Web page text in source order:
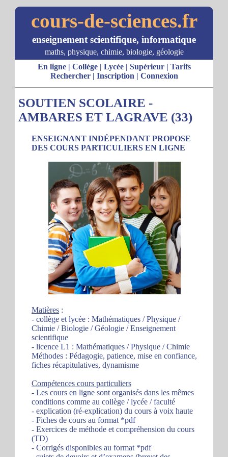
cours-de-sciences.fr
enseignement scientifique, informatique
maths, physique, chimie, biologie, géologie
En ligne| Collège| Lycée| Supérieur| Tarifs
Rechercher| Inscription | Connexion
SOUTIEN SCOLAIRE -
AMBARES ET LAGRAVE (33)
ENSEIGNANT INDÉPENDANT PROPOSE
DES COURS PARTICULIERS EN LIGNE
Matières :
- collège et lycée : Mathématiques / Physique /
Chimie / Biologie / Géologie / Enseignement
scientifique
- licence L1 : Mathématiques / Physique / Chimie
Méthodes : Pédagogie, patience, mise en confiance,
fiches récapitulatives, dynamisme
Compétences cours particuliers
- Les cours en ligne sont organisés dans les mêmes
conditions comme au collège / lycée / faculté
- explication (ré-explication) du cours à voix haute
- Fiches de cours au format *pdf
- Exercices de méthode et compréhension du cours
(TD)
- Corrigés disponibles au format *pdf